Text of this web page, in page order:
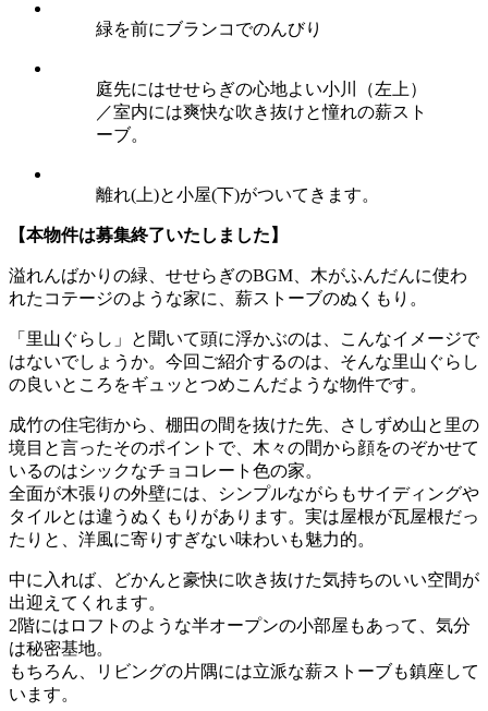
緑を前にブランコでのんびり
庭先にはせせらぎの心地よい小川（左上）
／室内には爽快な吹き抜けと憧れの薪スト
ーブ。
離れ(上)と小屋(下)がついてきます。
【本物件は募集終了いたしました】
溢れんばかりの緑、せせらぎのBGM、木がふんだんに使わ
れたコテージのような家に、薪ストーブのぬくもり。
「里山ぐらし」と聞いて頭に浮かぶのは、こんなイメージで
はないでしょうか。今回ご紹介するのは、そんな里山ぐらし
の良いところをギュッとつめこんだような物件です。
成竹の住宅街から、棚田の間を抜けた先、さしずめ山と里の
境目と言ったそのポイントで、木々の間から顔をのぞかせて
いるのはシックなチョコレート色の家。
全面が木張りの外壁には、シンプルながらもサイディングや
タイルとは違うぬくもりがあります。実は屋根が瓦屋根だっ
たりと、洋風に寄りすぎない味わいも魅力的。
中に入れば、どかんと豪快に吹き抜けた気持ちのいい空間が
出迎えてくれます。
2階にはロフトのような半オープンの小部屋もあって、気分
は秘密基地。
もちろん、リビングの片隅には立派な薪ストーブも鎮座して
います。